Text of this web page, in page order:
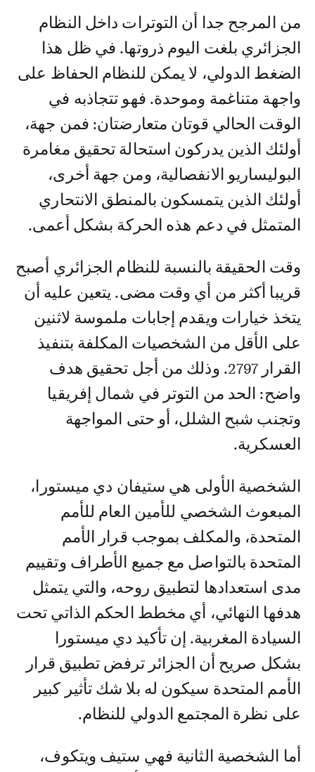
من المرجح جدا أن التوترات داخل النظام
الجزائري بلغت اليوم ذروتها. في ظل هذا
الضغط الدولي، لا يمكن للنظام الحفاظ على
واجهة متناغمة وموحدة. فهو تتجاذبه في
الوقت الحالي قوتان متعارضتان: فمن جهة،
أولئك الذين يدركون استحالة تحقيق مغامرة
البوليساريو الانفصالية، ومن جهة أخرى،
أولئك الذين يتمسكون بالمنطق الانتحاري
المتمثل في دعم هذه الحركة بشكل أعمى.
وقت الحقيقة بالنسبة للنظام الجزائري أصبح
قريبا أكثر من أي وقت مضى. يتعين عليه أن
يتخذ خيارات ويقدم إجابات ملموسة لاثنين
على الأقل من الشخصيات المكلفة بتنفيذ
القرار 2797. وذلك من أجل تحقيق هدف
واضح: الحد من التوتر في شمال إفريقيا
وتجنب شبح الشلل، أو حتى المواجهة
العسكرية.
الشخصية الأولى هي ستيفان دي ميستورا،
المبعوث الشخصي للأمين العام للأمم
المتحدة، والمكلف بموجب قرار الأمم
المتحدة بالتواصل مع جميع الأطراف وتقييم
مدى استعدادها لتطبيق روحه، والتي يتمثل
هدفها النهائي، أي مخطط الحكم الذاتي تحت
السيادة المغربية. إن تأكيد دي ميستورا
بشكل صريح أن الجزائر ترفض تطبيق قرار
الأمم المتحدة سيكون له بلا شك تأثير كبير
على نظرة المجتمع الدولي للنظام.
أما الشخصية الثانية فهي ستيف ويتكوف،